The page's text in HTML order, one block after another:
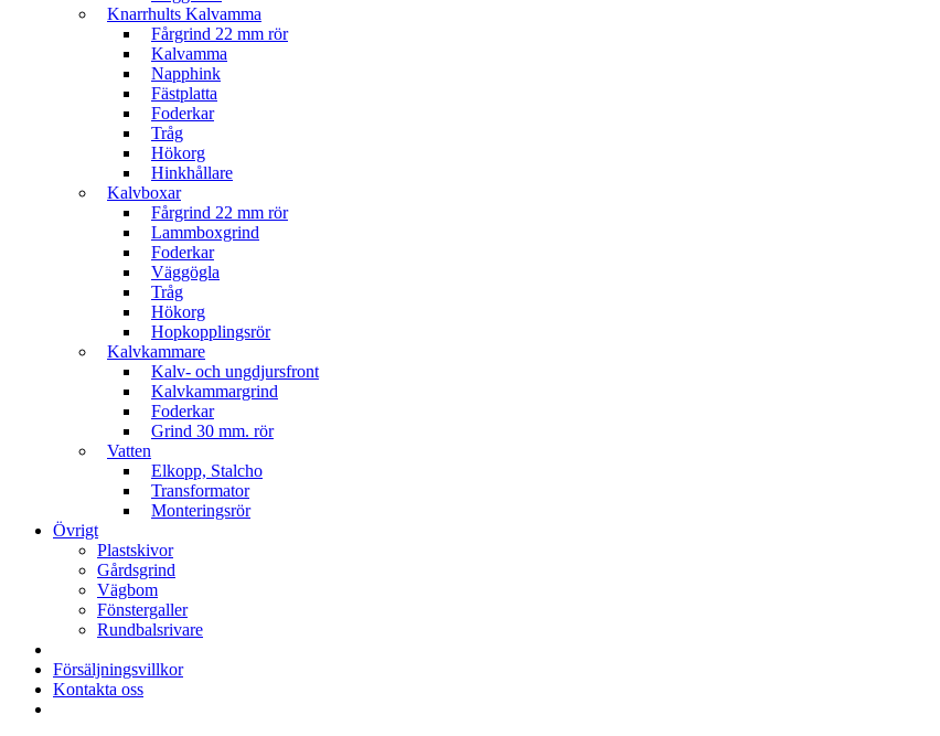
Knarrhults Kalvamma
Fårgrind 22 mm rör
Kalvamma
Napphink
Fästplatta
Foderkar
Tråg
Hökorg
Hinkhållare
Kalvboxar
Fårgrind 22 mm rör
Lammboxgrind
Foderkar
Väggögla
Tråg
Hökorg
Hopkopplingsrör
Kalvkammare
Kalv- och ungdjursfront
Kalvkammargrind
Foderkar
Grind 30 mm. rör
Vatten
Elkopp, Stalcho
Transformator
Monteringsrör
Övrigt
Plastskivor
Gårdsgrind
Vägbom
Fönstergaller
Rundbalsrivare
Försäljningsvillkor
Kontakta oss